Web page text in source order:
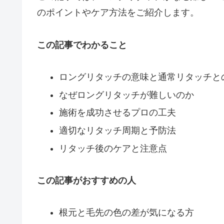
のポイントやケア方法をご紹介します。
この記事でわかること
ロングリタッチの意味と通常リタッチと
なぜロングリタッチが難しいのか
施術を成功させるプロの工夫
適切なリタッチ周期と予防法
リタッチ後のケアと注意点
この記事がおすすめの人
根元と毛先の色の差が気になる方